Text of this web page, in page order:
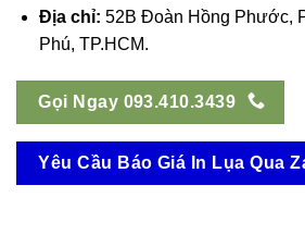
Địa chỉ: 52B Đoàn Hồng Phước,
Phú, TP.HCM.
Gọi Ngay 093.410.3439
Yêu Cầu Báo Giá In Lụa Qua